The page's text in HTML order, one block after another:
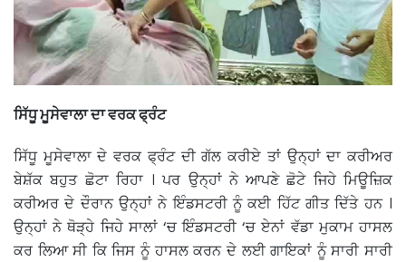
ਸਿੱਧੂ ਮੂਸੇਵਾਲਾ ਦਾ ਵਰਕ ਫ੍ਰੰਟ
ਸਿੱਧੂ ਮੂਸੇਵਾਲਾ ਦੇ ਵਰਕ ਫ੍ਰੰਟ ਦੀ ਗੱਲ ਕਰੀਏ ਤਾਂ ਉਨ੍ਹਾਂ ਦਾ ਕਰੀਅਰ
ਬੇਸ਼ੱਕ ਬਹੁਤ ਛੋਟਾ ਰਿਹਾ । ਪਰ ਉਨ੍ਹਾਂ ਨੇ ਆਪਣੇ ਛੋਟੇ ਜਿਹੇ ਮਿਊਜ਼ਿਕ
ਕਰੀਅਰ ਦੇ ਦੌਰਾਨ ਉਨ੍ਹਾਂ ਨੇ ਇੰਡਸਟਰੀ ਨੂੰ ਕਈ ਹਿੱਟ ਗੀਤ ਦਿੱਤੇ ਹਨ ।
ਉਨ੍ਹਾਂ ਨੇ ਥੋੜ੍ਹੇ ਜਿਹੇ ਸਾਲਾਂ ‘ਚ ਇੰਡਸਟਰੀ ‘ਚ ਏਨਾਂ ਵੱਡਾ ਮੁਕਾਮ ਹਾਸਲ
ਕਰ ਲਿਆ ਸੀ ਕਿ ਜਿਸ ਨੂੰ ਹਾਸਲ ਕਰਨ ਦੇ ਲਈ ਗਾਇਕਾਂ ਨੂੰ ਸਾਰੀ ਸਾਰੀ